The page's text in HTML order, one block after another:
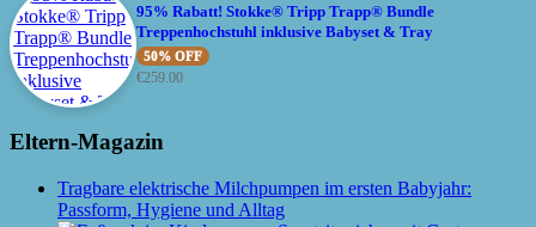
95% Rabatt! Stokke® Tripp Trapp® Bundle
Treppenhochstuhl inklusive Babyset & Tray
50% OFF
€259.00
Eltern-Magazin
Tragbare elektrische Milchpumpen im ersten Babyjahr:
Passform, Hygiene und Alltag